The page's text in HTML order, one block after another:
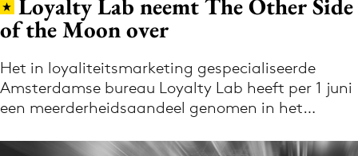
Volg het laatste nieuws via de Adformatie
Nieuws app
Loyalty Lab neemt The Other Side
of the Moon over
Het in loyaliteitsmarketing gespecialiseerde
Amsterdamse bureau Loyalty Lab heeft per 1 juni
een meerderheidsaandeel genomen in het…